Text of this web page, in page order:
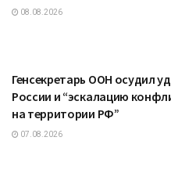
08.08.2026
Генсекретарь ООН осудил
России и “эскалацию
на территории РФ”
07.08.2026